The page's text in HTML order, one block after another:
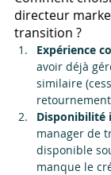
directeur
transition ?
Expérience
avoir déjà
similaire
Disponibilité
manager de
disponible
manque le